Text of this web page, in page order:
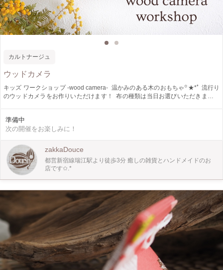
カルトナージュ
ウッドカメラ
キッズ ワークショップ -wood camera- ⁡ 温かみのある木のおもちゃ꙳★*ﾟ 流行り
のウッドカメラをお作りいただけます！ ⁡ 布の種類は当日お選びいただきます。
準備中
次の開催をお楽しみに！
zakkaDouce
都営新宿線瑞江駅より徒歩3分 癒しの雑貨とハンドメイドのお
店です✩.*